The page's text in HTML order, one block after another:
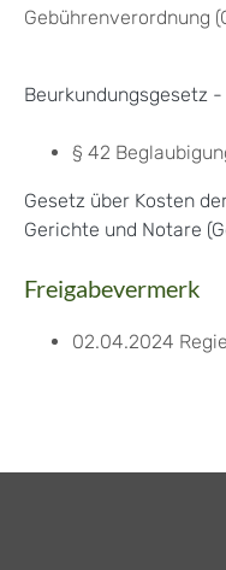
Gebührenverordnung
Beurkundungsgesetz -
§ 42
Gesetz über Kosten
Gerichte und Notare
Freigabevermerk
02.04.2024